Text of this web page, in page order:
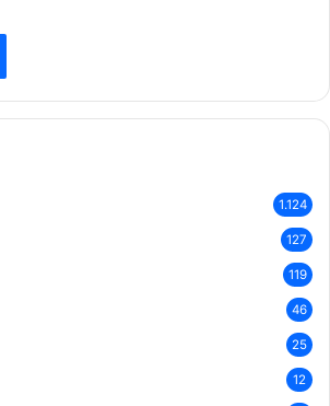
1.124
127
119
46
25
12